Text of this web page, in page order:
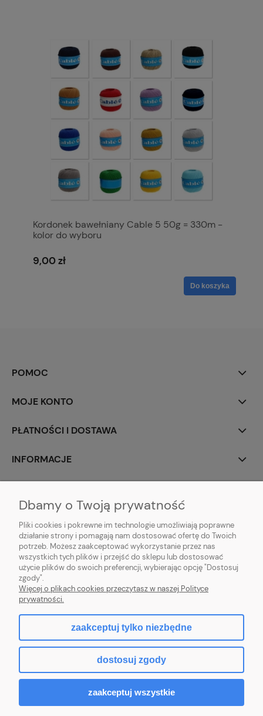
Kordonek bawełniany Cable 5 50g = 330m -
kolor do wyboru
9,00 zł
Do koszyka
POMOC
MOJE KONTO
PŁATNOŚCI I DOSTAWA
INFORMACJE
animotki Anna Oprzędek
ul. Floriańska 3
41-500 Chorzów
sklep@animotki.pl
tel. 607090859
Sklep internetowy Shoper.pl
Dbamy o Twoją prywatność
Pliki cookies i pokrewne im technologie umożliwiają poprawne
działanie strony i pomagają nam dostosować ofertę do Twoich
potrzeb. Możesz zaakceptować wykorzystanie przez nas
wszystkich tych plików i przejść do sklepu lub dostosować
użycie plików do swoich preferencji, wybierając opcję "Dostosuj
zgody".
Więcej o plikach cookies przeczytasz w naszej Polityce
prywatności.
zaakceptuj tylko niezbędne
dostosuj zgody
zaakceptuj wszystkie